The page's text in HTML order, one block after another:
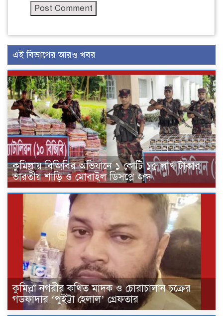
এই বিভাগের আরও খবর
কুমিল্লায় বিজিবির অভিযানে ১ কোটি ১৫ লাখ টাকার
ভারতীয় শাড়ি ও মোবাইল ডিসপ্লে জব্দ
কুমিল্লা নগরীর কথিত মাদক ও চোরাচালান চক্রের
গডফাদার ‘পুইট্টা হেলাল’ গ্রেফতার